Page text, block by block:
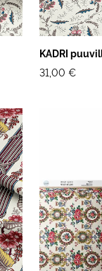
KADRI
31,00 €